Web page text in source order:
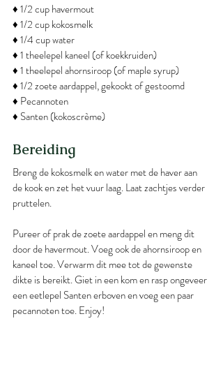
♦ 1/2 cup havermout
♦ 1/2 cup kokosmelk
♦ 1/4 cup water
♦ 1 theelepel kaneel (of koekkruiden)
♦ 1 theelepel ahornsiroop (of maple syrup)
♦ 1/2 zoete aardappel, gekookt of gestoomd
♦ Pecannoten
♦ Santen (kokoscrème)
Bereiding
Breng de kokosmelk en water met de haver aan
de kook en zet het vuur laag. Laat zachtjes verder
pruttelen.
Pureer of prak de zoete aardappel en meng dit
door de havermout. Voeg ook de ahornsiroop en
kaneel toe. Verwarm dit mee tot de gewenste
dikte is bereikt. Giet in een kom en rasp ongeveer
een eetlepel Santen erboven en voeg een paar
pecannoten toe. Enjoy!